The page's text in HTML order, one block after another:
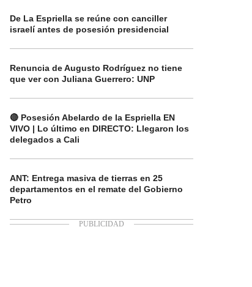
De La Espriella se reúne con canciller
israelí antes de posesión presidencial
Renuncia de Augusto Rodríguez no tiene
que ver con Juliana Guerrero: UNP
🔴 Posesión Abelardo de la Espriella EN
VIVO | Lo último en DIRECTO: Llegaron los
delegados a Cali
ANT: Entrega masiva de tierras en 25
departamentos en el remate del Gobierno
Petro